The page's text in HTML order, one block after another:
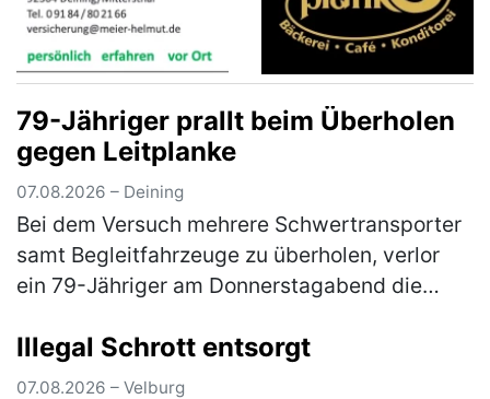
79-Jähriger prallt beim Überholen
gegen Leitplanke
07.08.2026 – Deining
Bei dem Versuch mehrere Schwertransporter
samt Begleitfahrzeuge zu überholen, verlor
ein 79-Jähriger am Donnerstagabend die
der Staatsstraße 2660 von Neumar…
Illegal Schrott entsorgt
07.08.2026 – Velburg